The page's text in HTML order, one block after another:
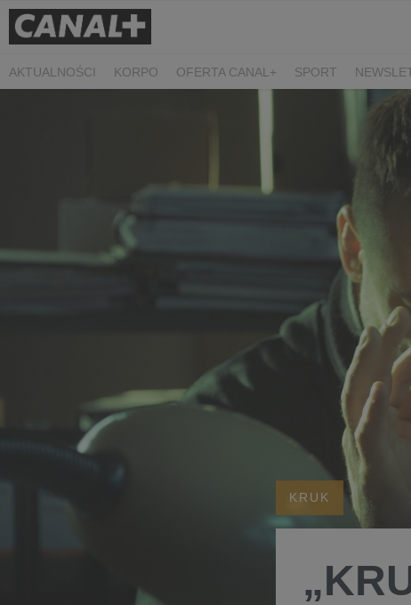
AKTUALNOŚCI KORPO OFERTA CANAL+ SPORT
KRUK